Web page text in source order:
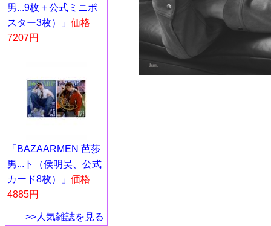
男...9枚＋公式ミニポ
スター3枚）」 価格
7207円
「BAZAARMEN 芭莎
男...ト（侯明昊、公式
カード8枚）」 価格
4885円
>>人気雑誌を見る